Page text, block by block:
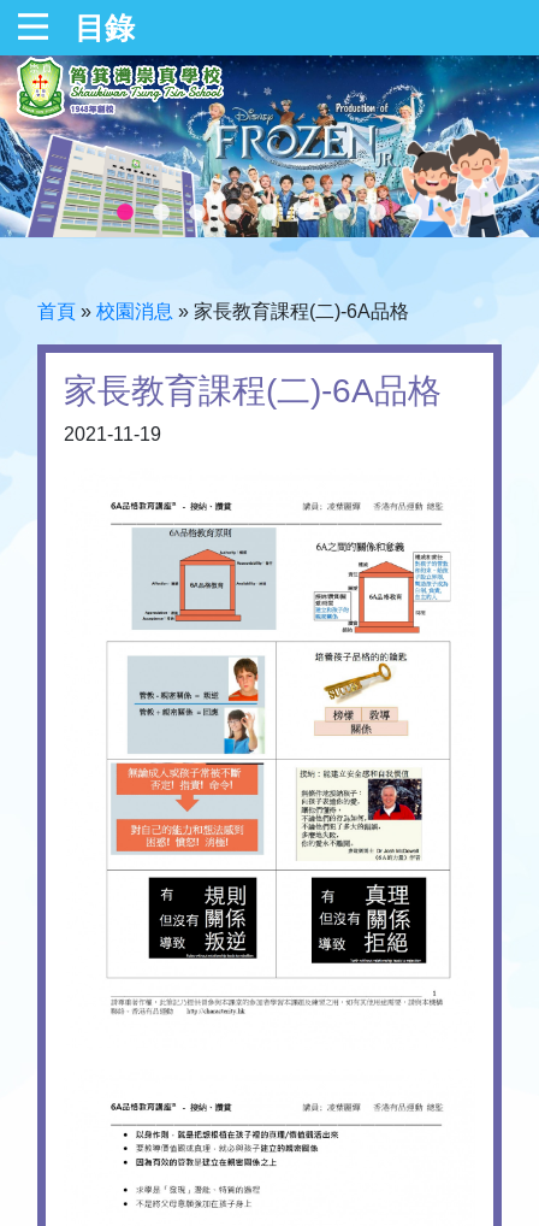
目錄
首頁 » 校園消息 » 家長教育課程(二)-6A品格
家長教育課程(二)-6A品格
2021-11-19